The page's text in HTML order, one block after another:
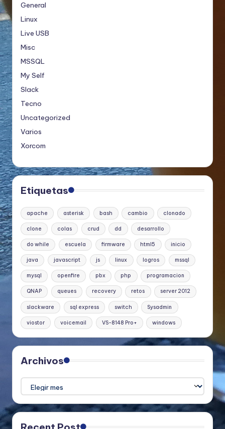
General
Linux
Live USB
Misc
MSSQL
My Self
Slack
Tecno
Uncategorized
Varios
Xorcom
Etiquetas
apache asterisk bash cambio clonado
clone colas crud dd desarrollo
do while escuela firmware html5 inicio
java javascript js linux logros mssql
mysql openfire pbx php programacion
QNAP queues recovery retos server 2012
slackware sql express switch Sysadmin
viostor voicemail VS-8148 Pro+ windows
Archivos